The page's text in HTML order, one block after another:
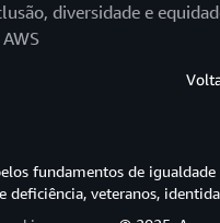
diversidade e
fundamentos de
veteranos,